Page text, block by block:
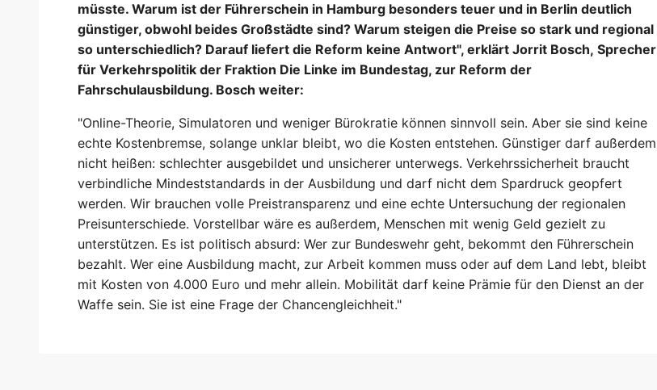
müsste. Warum ist der Führerschein in Hamburg besonders teuer und in Berlin deutlich
günstiger, obwohl beides Großstädte sind? Warum steigen die Preise so stark und regional
so unterschiedlich? Darauf liefert die Reform keine Antwort", erklärt Jorrit Bosch, Sprecher
für Verkehrspolitik der Fraktion Die Linke im Bundestag, zur Reform der
Fahrschulausbildung. Bosch weiter:
"Online-Theorie, Simulatoren und weniger Bürokratie können sinnvoll sein. Aber sie sind keine
echte Kostenbremse, solange unklar bleibt, wo die Kosten entstehen. Günstiger darf außerdem
nicht heißen: schlechter ausgebildet und unsicherer unterwegs. Verkehrssicherheit braucht
verbindliche Mindeststandards in der Ausbildung und darf nicht dem Spardruck geopfert
werden. Wir brauchen volle Preistransparenz und eine echte Untersuchung der regionalen
Preisunterschiede. Vorstellbar wäre es außerdem, Menschen mit wenig Geld gezielt zu
unterstützen. Es ist politisch absurd: Wer zur Bundeswehr geht, bekommt den Führerschein
bezahlt. Wer eine Ausbildung macht, zur Arbeit kommen muss oder auf dem Land lebt, bleibt
mit Kosten von 4.000 Euro und mehr allein. Mobilität darf keine Prämie für den Dienst an der
Waffe sein. Sie ist eine Frage der Chancengleichheit."